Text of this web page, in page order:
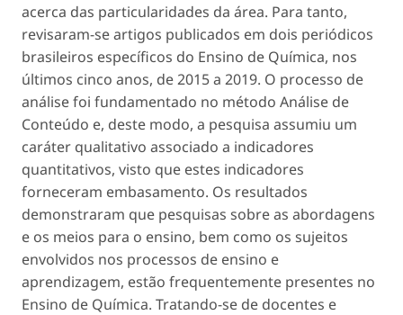
acerca das particularidades da área. Para tanto,
revisaram-se artigos publicados em dois periódicos
brasileiros específicos do Ensino de Química, nos
últimos cinco anos, de 2015 a 2019. O processo de
análise foi fundamentado no método Análise de
Conteúdo e, deste modo, a pesquisa assumiu um
caráter qualitativo associado a indicadores
quantitativos, visto que estes indicadores
forneceram embasamento. Os resultados
demonstraram que pesquisas sobre as abordagens
e os meios para o ensino, bem como os sujeitos
envolvidos nos processos de ensino e
aprendizagem, estão frequentemente presentes no
Ensino de Química. Tratando-se de docentes e